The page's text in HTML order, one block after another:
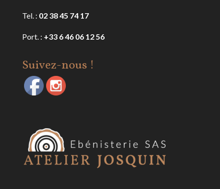
Tel. : 02 38 45 74 17
Port. : +33 6 46 06 12 56
Suivez-nous !